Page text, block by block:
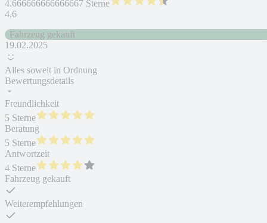
4.666666666666667 Sterne
4,6
Fahrzeug gekauft
19.02.2025
Alles soweit in Ordnung
Bewertungsdetails
Freundlichkeit
5 Sterne
Beratung
5 Sterne
Antwortzeit
4 Sterne
Fahrzeug gekauft
Weiterempfehlungen